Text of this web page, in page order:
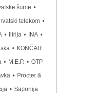
šume •
telekom •
• Ilirija • INA •
• KONČAR
• M.E.P. • OTP
• Procter &
• Saponija